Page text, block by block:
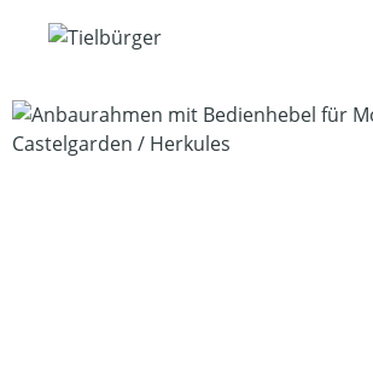
Bildergalerie überspringen